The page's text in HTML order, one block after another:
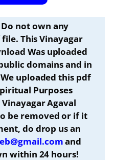
not own any
This Vinayagar
Was uploaded
domains and in
uploaded this pdf
Purposes
Agaval
be removed or if it
do drop us an
and
within 24 hours!